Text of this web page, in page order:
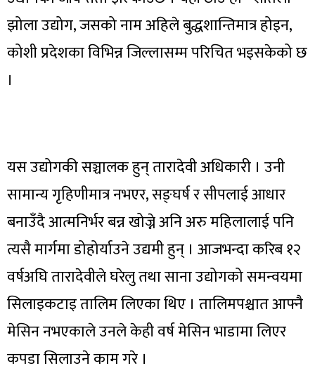
झोला उद्योग, जसको नाम अहिले बुद्धशान्तिमात्र होइन,
कोशी प्रदेशका विभिन्न जिल्लासम्म परिचित भइसकेको छ
।
यस उद्योगकी सञ्चालक हुन् तारादेवी अधिकारी । उनी
सामान्य गृहिणीमात्र नभएर, सङ्घर्ष र सीपलाई आधार
बनाउँदै आत्मनिर्भर बन्न खोज्ने अनि अरु महिलालाई पनि
त्यसै मार्गमा डोहोर्याउने उद्यमी हुन् । आजभन्दा करिब १२
वर्षअघि तारादेवीले घरेलु तथा साना उद्योगको समन्वयमा
सिलाइकटाइ तालिम लिएका थिए । तालिमपश्चात आफ्नै
मेसिन नभएकाले उनले केही वर्ष मेसिन भाडामा लिएर
कपडा सिलाउने काम गरे ।